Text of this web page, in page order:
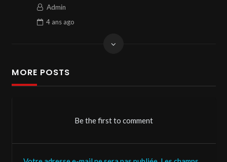
Admin
4 ans ago
MORE POSTS
Be the first to comment